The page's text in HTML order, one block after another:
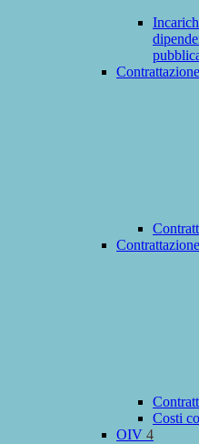
Costi
OIV 4